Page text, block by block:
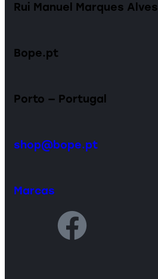
Rui Manuel Marques Alves
Bope.pt
Porto — Portugal
shop@bope.pt
Marcas